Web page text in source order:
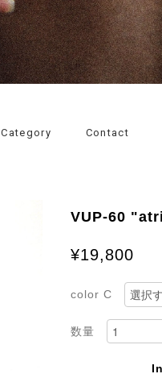
Category Contact
VUP-60
¥19,800
color C
数量